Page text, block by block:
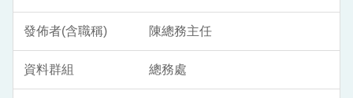
陳總務主任
總務處